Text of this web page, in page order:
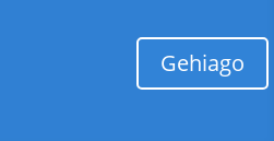
Gehiago